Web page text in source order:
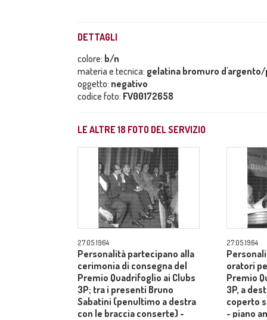
DETTAGLI
colore: b/n
materia e tecnica: gelatina bromuro
oggetto: negativo
codice foto: FV00172658
LE ALTRE18 FOTO DEL SERVIZIO
27.05.1964
Personalità partecipano alla
cerimonia di consegna del
Premio Quadrifoglio ai Clubs
3P; tra i presenti Bruno
Sabatini (penultimo a destra
con le braccia conserte) -
27.05.1964
oratori
Premio
3P, a
coperto
- piano